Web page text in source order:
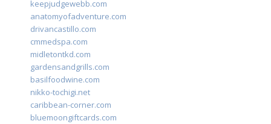
keepjudgewebb.com
anatomyofadventure.com
drivancastillo.com
cmmedspa.com
midletontkd.com
gardensandgrills.com
basilfoodwine.com
nikko-tochigi.net
caribbean-corner.com
bluemoongiftcards.com